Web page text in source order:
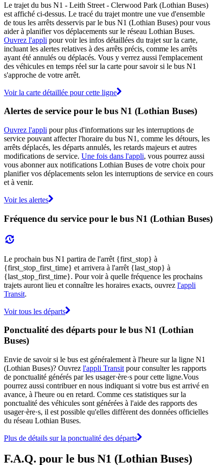
Le trajet du bus N1 - Leith Street - Clerwood Park (Lothian Buses)
est affiché ci-dessus. Le tracé du trajet montre une vue d'ensemble
de tous les arrêts desservis par le bus N1 (Lothian Buses) pour vous
aider à planifier vos déplacements sur le réseau Lothian Buses.
Ouvrez l'appli pour voir les infos détaillées du trajet sur la carte,
incluant les alertes relatives à des arrêts précis, comme les arrêts
ayant été annulés ou déplacés. Vous y verrez aussi l'emplacement
des véhicules en temps réel sur la carte pour savoir si le bus N1
s'approche de votre arrêt.
Voir la carte détaillée pour cette ligne
Alertes de service pour le bus N1 (Lothian Buses)
Ouvrez l'appli pour plus d'informations sur les interruptions de
service pouvant affecter l'horaire du bus N1, comme les détours, les
arrêts déplacés, les départs annulés, les retards majeurs et autres
modifications de service. Une fois dans l'appli, vous pourrez aussi
vous abonner aux notifications Lothian Buses de votre choix pour
planifier vos déplacements selon les interruptions de service en cours
et à venir.
Voir les alertes
Fréquence du service pour le bus N1 (Lothian Buses)
Le prochain bus N1 partira de l'arrêt {first_stop} à
{first_stop_first_time} et arrivera à l'arrêt {last_stop} à
{last_stop_first_time}. Pour voir à quelle fréquence les prochains
trajets auront lieu et connaître les horaires exacts, ouvrez l'appli
Transit.
Voir tous les départs
Ponctualité des départs pour le bus N1 (Lothian
Buses)
Envie de savoir si le bus est généralement à l'heure sur la ligne N1
(Lothian Buses)? Ouvrez l'appli Transit pour consulter les rapports
de ponctualité générés par les usager·ère·s pour cette ligne.Vous
pourrez aussi contribuer en nous indiquant si votre bus est arrivé en
avance, à l'heure ou en retard. Comme ces statistiques sur la
ponctualité des véhicules sont générées à l'aide des rapports des
usager·ère·s, il est possible qu'elles diffèrent des données officielles
du réseau Lothian Buses.
Plus de détails sur la ponctualité des départs
F.A.Q. pour le bus N1 (Lothian Buses)